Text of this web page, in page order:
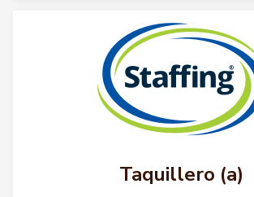
Taquillero (a)